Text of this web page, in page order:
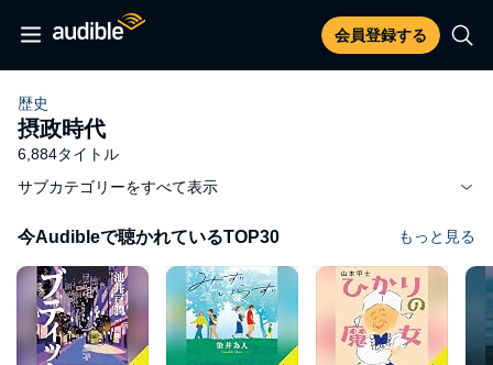
会員登録する
歴史
摂政時代
6,884タイトル
サブカテゴリーをすべて表示
今Audibleで聴かれているTOP30 もっと見る